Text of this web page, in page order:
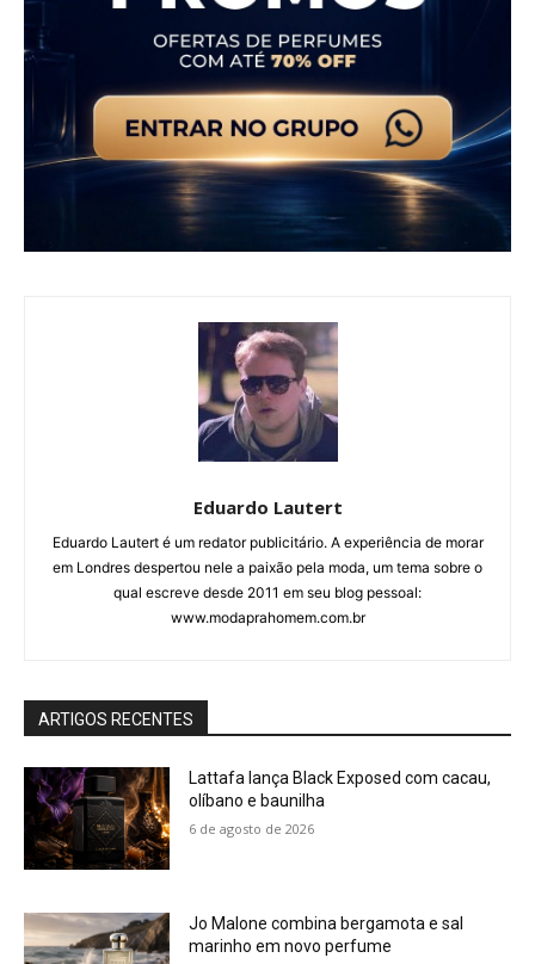
Eduardo Lautert
Eduardo Lautert é um redator publicitário. A experiência de morar
em Londres despertou nele a paixão pela moda, um tema sobre o
qual escreve desde 2011 em seu blog pessoal:
www.modaprahomem.com.br
ARTIGOS RECENTES
Lattafa lança Black Exposed com cacau,
olíbano e baunilha
6 de agosto de 2026
Jo Malone combina bergamota e sal
marinho em novo perfume